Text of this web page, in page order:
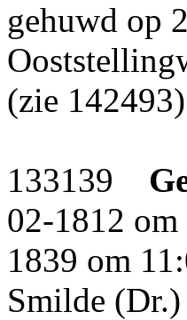
gehuwd op
(zie
133139
02-1812
1839 om
Smilde